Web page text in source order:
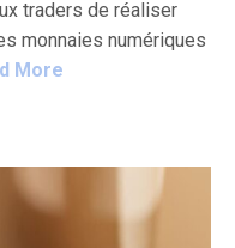
traders de réaliser
monnaies numériques
More